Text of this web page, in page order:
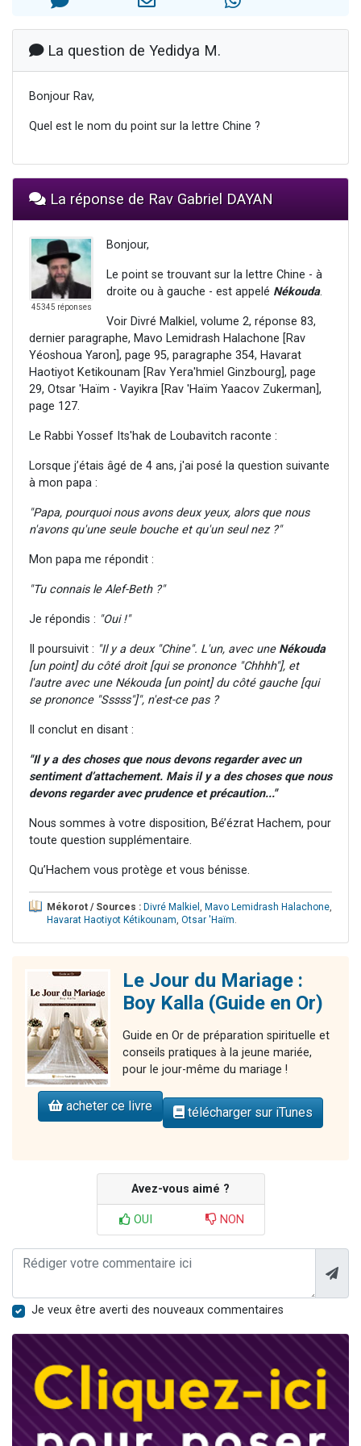
La question de Yedidya M.
Bonjour Rav,
Quel est le nom du point sur la lettre Chine ?
La réponse de Rav Gabriel DAYAN
45345 réponses
Bonjour,
Le point se trouvant sur la lettre Chine - à
droite ou à gauche - est appelé Nékouda.
Voir Divré Malkiel, volume 2, réponse 83,
dernier paragraphe, Mavo Lemidrash Halachone [Rav
Yéoshoua Yaron], page 95, paragraphe 354, Havarat
Haotiyot Ketikounam [Rav Yera'hmiel Ginzbourg], page
29, Otsar 'Haïm - Vayikra [Rav 'Haïm Yaacov Zukerman],
page 127.
Le Rabbi Yossef Its'hak de Loubavitch raconte :
Lorsque j’étais âgé de 4 ans, j'ai posé la question suivante
à mon papa :
"Papa, pourquoi nous avons deux yeux, alors que nous
n'avons qu'une seule bouche et qu'un seul nez ?"
Mon papa me répondit :
"Tu connais le Alef-Beth ?"
Je répondis : "Oui !"
Il poursuivit : "Il y a deux "Chine". L'un, avec une Nékouda
[un point] du côté droit [qui se prononce "Chhhh"], et
l'autre avec une Nékouda [un point] du côté gauche [qui
se prononce "Sssss"]", n'est-ce pas ?
Il conclut en disant :
"Il y a des choses que nous devons regarder avec un
sentiment d’attachement. Mais il y a des choses que nous
devons regarder avec prudence et précaution..."
Nous sommes à votre disposition, Bé’ézrat Hachem, pour
toute question supplémentaire.
Qu’Hachem vous protège et vous bénisse.
Mékorot / Sources : Divré Malkiel , Mavo Lemidrash Halachone,
Havarat Haotiyot Kétikounam, Otsar 'Haïm.
Le Jour du Mariage :
Boy Kalla (Guide en Or)
Guide en Or de préparation spirituelle et
conseils pratiques à la jeune mariée,
pour le jour-même du mariage !
acheter ce livre télécharger sur iTunes
Avez-vous aimé ?
OUI NON
Je veux être averti des nouveaux commentaires